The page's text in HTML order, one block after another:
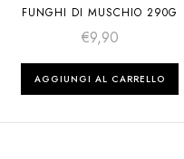
FUNGHI DI MUSCHIO 290G
€9,90
AGGIUNGI AL CARRELLO